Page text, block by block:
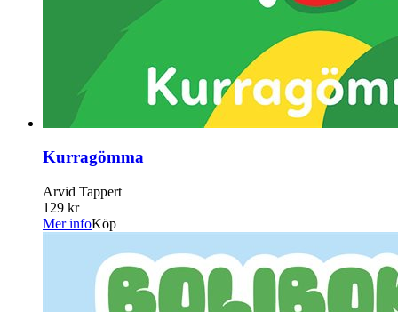
Kurragömma
Arvid Tappert
129 kr
Mer infoKöp